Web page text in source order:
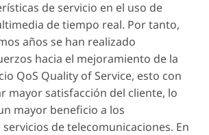
de servicio en el uso de
de tiempo real. Por tanto,
años se han realizado
hacia el mejoramiento de la
QoS Quality of Service, esto con
mayor satisfacción del cliente, lo
mayor beneficio a los
de telecomunicaciones. En